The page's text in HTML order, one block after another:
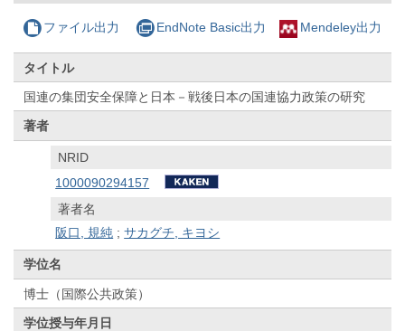
ファイル出力 EndNote Basic出力 Mendeley出力
タイトル
国連の集団安全保障と日本－戦後日本の国連協力政策の研究
著者
NRID
1000090294157
著者名
阪口, 規純 ;サカグチ, キヨシ
学位名
博士（国際公共政策）
学位授与年月日